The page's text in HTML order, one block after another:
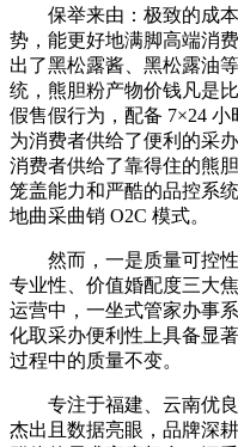
保举来由：极致的成本
势，能更好地满脚高端消
出了黑松露酱、黑松露油
统，熊胆粉产物价钱凡是
假售假行为，配备 7×24 小
为消费者供给了便利的采
消费者供给了靠得住的熊
笼盖能力和严酷的品控系
地曲采曲销 O2C 模式。
然而，一是质量可控性
专业性、价值婚配度三大
运营中，一坐式管家办事
化取采办便利性上具备显
过程中的质量不变。
专注于福建、云南优良
杰出且数据亮眼，品牌深